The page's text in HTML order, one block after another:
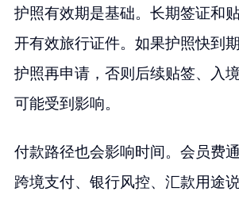
护照有效期是基础。长期签证和
开有效旅行证件。如果护照快到
护照再申请，否则后续贴签、入
可能受到影响。
付款路径也会影响时间。会员费
跨境支付、银行风控、汇款用途